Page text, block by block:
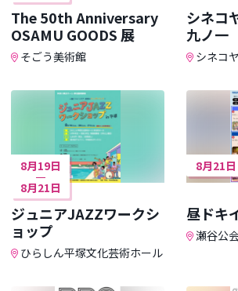
The 50th Anniversary
OSAMU GOODS 展
そごう美術館
シネコ
九ノ一
シネコヤ
8月19日
8月21日
ジュニアJAZZワークシ
ョップ
ひらしん平塚文化芸術ホール
8月21日
昼ドキ
瀬谷公